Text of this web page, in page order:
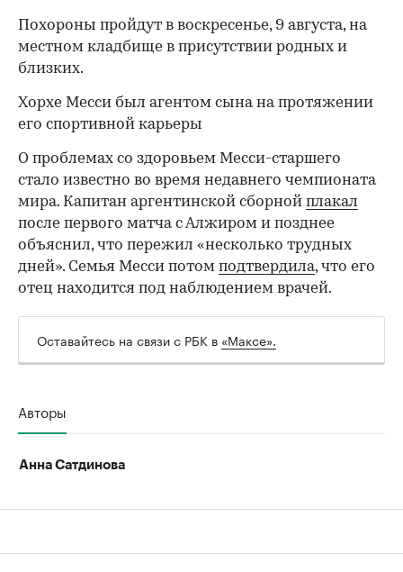
00:00 / 00:00
Похороны пройдут в воскресенье, 9 августа, на
местном кладбище в присутствии родных и
близких.
Хорхе Месси был агентом сына на протяжении
его спортивной карьеры
О проблемах со здоровьем Месси-старшего
стало известно во время недавнего чемпионата
мира. Капитан аргентинской сборной плакал
после первого матча с Алжиром и позднее
объяснил, что пережил «несколько трудных
дней». Семья Месси потом подтвердила, что его
отец находится под наблюдением врачей.
Оставайтесь на связи с РБК в «Максе».
Авторы
Анна Сатдинова